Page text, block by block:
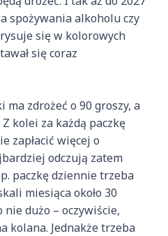
spożywania alkoholu czy
się w kolorowych
się coraz
ma zdrożeć o 90 groszy, a
kolei za każdą paczkę
zapłacić więcej o
odczują zatem
paczkę dziennie trzeba
miesiąca około 30
nie dużo – oczywiście,
kolana. Jednakże trzeba